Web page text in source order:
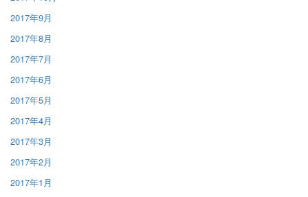
2017年9月
2017年8月
2017年7月
2017年6月
2017年5月
2017年4月
2017年3月
2017年2月
2017年1月